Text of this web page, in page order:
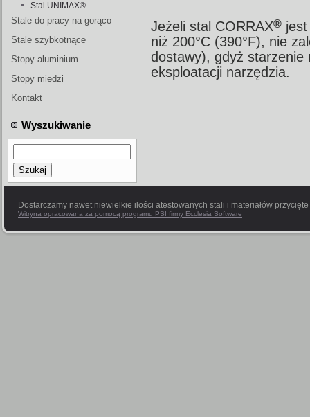
Stal UNIMAX®
Stale do pracy na gorąco
Stale szybkotnące
Stopy aluminium
Stopy miedzi
Kontakt
Wyszukiwanie
Szukaj
Jeżeli stal CORRAX®
niż 200°C (390°F), nie
dostawy), gdyż starzenie
eksploatacji narzędzia.
Dostarczamy nawet niewielkie ilości atestowanych stali i materiałów
Witryna opracowana za pomocą programu PSI firmy Ecclesia Software